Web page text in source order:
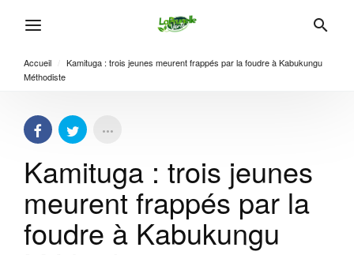
Accueil
Kamituga : trois jeunes meurent frappés par la foudre à Kabukungu
Méthodiste
Kamituga : trois jeunes
meurent frappés par la
foudre à Kabukungu